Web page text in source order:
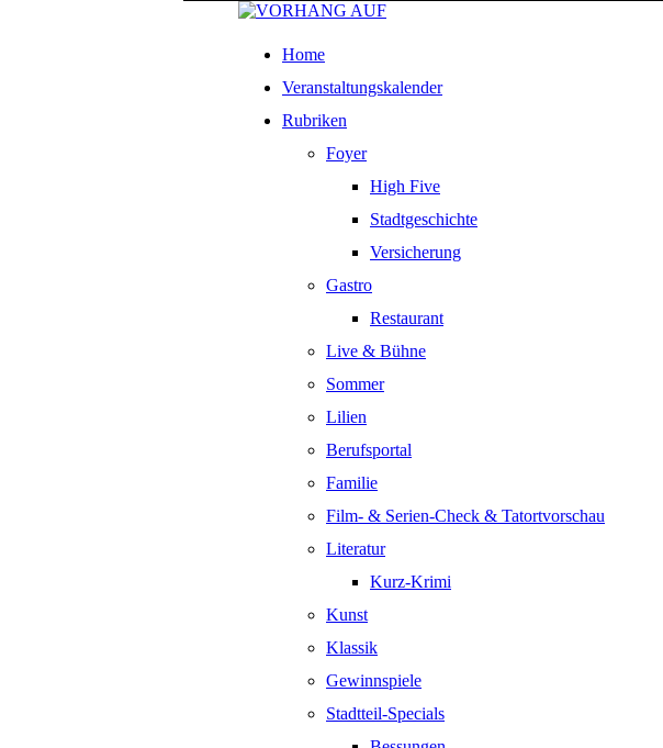
Home
Veranstaltungskalender
Rubriken
Foyer
High Five
Stadtgeschichte
Versicherung
Gastro
Restaurant
Live & Bühne
Sommer
Lilien
Berufsportal
Familie
Film- & Serien-Check & Tatortvorschau
Literatur
Kurz-Krimi
Kunst
Klassik
Gewinnspiele
Stadtteil-Specials